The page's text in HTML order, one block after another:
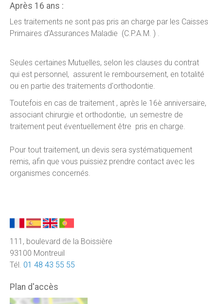
Après 16 ans :
Les traitements ne sont pas pris an charge par les Caisses
Primaires d'Assurances Maladie (C.P.A.M. ) .
Seules certaines Mutuelles, selon les clauses du contrat
qui est personnel, assurent le remboursement, en totalité
ou en partie des traitements d'orthodontie.
Toutefois en cas de traitement , après le 16è anniversaire,
associant chirurgie et orthodontie, un semestre de
traitement peut éventuellement être pris en charge.
Pour tout traitement, un devis sera systématiquement
remis, afin que vous puissiez prendre contact avec les
organismes concernés.
111, boulevard de la Boissière
93100 Montreuil
Tél. 01 48 43 55 55
Plan d'accès